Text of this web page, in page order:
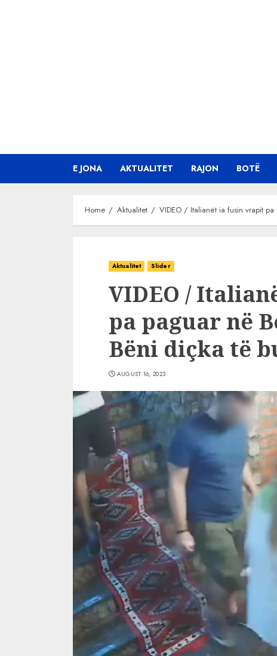
E JONA AKTUALITET RAJON BOTË
Home Aktualitet VIDEO / Italianët ia fusin vrapit
Aktualitet Slider
VIDEO /
pa paguar në
Bëni diçka të
AUGUST 16, 2023